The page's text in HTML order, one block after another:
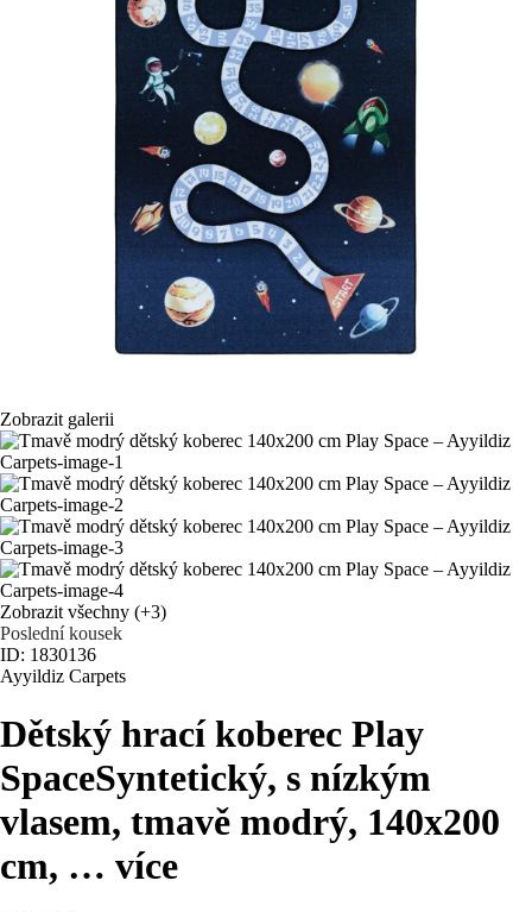
Zobrazit galerii
Zobrazit všechny (+3)
Poslední kousek
ID: 1830136
Ayyildiz Carpets
Dětský hrací koberec Play
SpaceSyntetický, s nízkým
vlasem, tmavě modrý, 140x200
cm, … více